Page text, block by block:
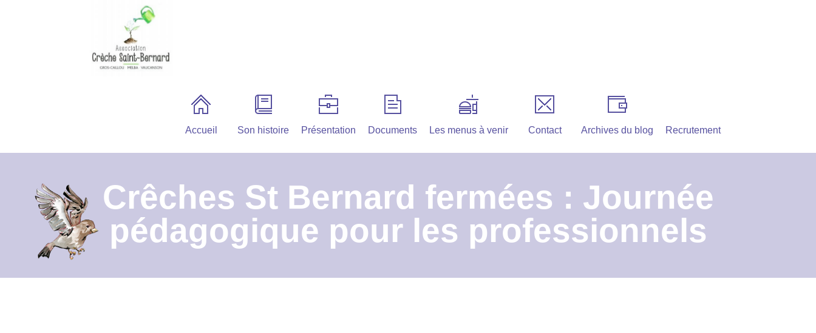
Accueil Son histoire Présentation Documents Les menus à venir Contact Archives du blog Recrutement
Crêches St Bernard fermées : Journée
pédagogique pour les professionnels